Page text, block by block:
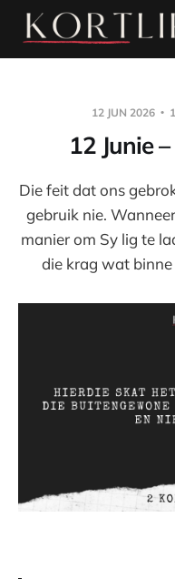
12 JUN 2026
12 Junie
Die feit dat ons
gebruik nie.
manier om Sy lig te
die krag wat binne